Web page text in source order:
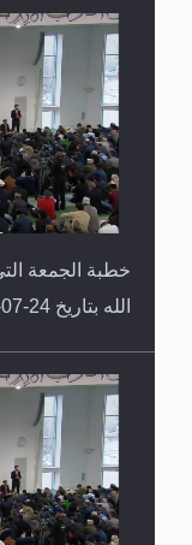
خطبة الجمعة
الله بتاريخ 24-07-2026